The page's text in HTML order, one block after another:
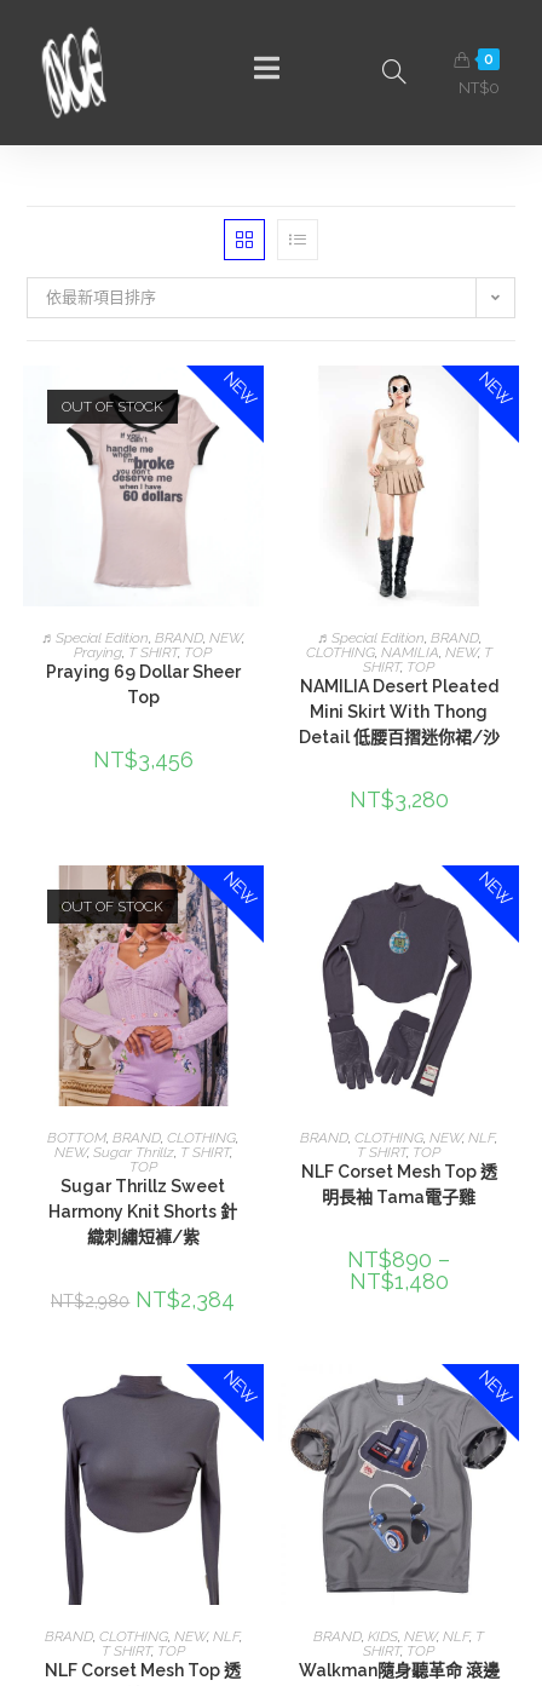
0
NT$0
依最新項目排序
NEW
OUT OF STOCK
查看內容
♬Special Edition,BRAND,NEW,
Praying, T SHIRT, TOP
Praying 69 Dollar Sheer
Top
NT$3,456
NEW
選擇規格
♬Special Edition, BRAND,
CLOTHING, NAMILIA, NEW, T
SHIRT, TOP
NAMILIA Desert Pleated
Mini Skirt With Thong
Detail 低腰百摺迷你裙/沙
NT$3,280
NEW
OUT OF STOCK
查看內容
BOTTOM ,BRAND ,CLOTHING
NEW, Sugar Thrillz, T SHIRT,
TOP
Sugar Thrillz Sweet
Harmony Knit Shorts 針
織刺繡短褲/紫
NT$2,980 NT$2,384
NEW
選擇規格
BRAND ,CLOTHING ,NEW,NLF,
T SHIRT, TOP
NLF Corset Mesh Top 透
明長袖 Tama電子雞
NT$890 –
NT$1,480
NEW
選擇規格
BRAND, CLOTHING, NEW, NLF,
T SHIRT, TOP
NLF Corset Mesh Top 透
NEW
選擇規格
BRAND,KIDS,NEW,NLF, T
SHIRT, TOP
Walkman隨身聽革命 滾邊